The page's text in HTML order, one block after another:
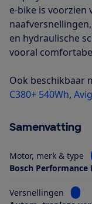
e-bike is voorzien
en hydraulische
vooral
Ook beschikbaar
C380+ 540Wh,
Samenvatting
Motor, merk & type
Bosch Performance
Versnellingen